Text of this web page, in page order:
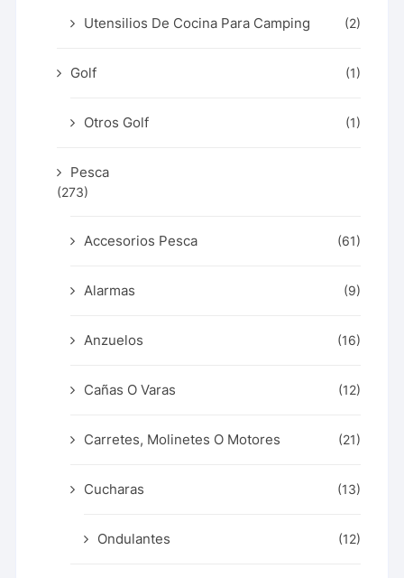
Utensilios De Cocina Para Camping (2)
Golf (1)
Otros Golf (1)
Pesca
(273)
Accesorios Pesca (61)
Alarmas (9)
Anzuelos (16)
Cañas O Varas (12)
Carretes, Molinetes O Motores (21)
Cucharas (13)
Ondulantes (12)